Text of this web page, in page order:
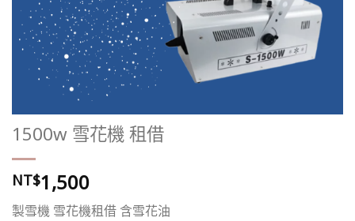
1500w 雪花機 租借
NT$1,500
製雪機 雪花機租借 含雪花油